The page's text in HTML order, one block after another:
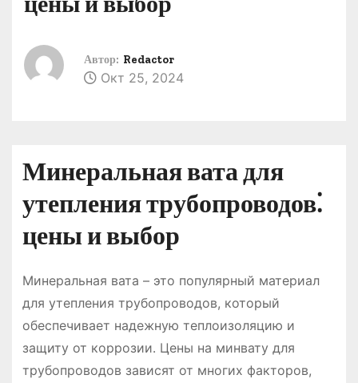
Автор: Redactor
Окт 25, 2024
Минеральная вата для
утепления трубопроводов⁚
цены и выбор
Минеральная вата – это популярный материал
для утепления трубопроводов, который
обеспечивает надежную теплоизоляцию и
защиту от коррозии․ Цены на минвату для
трубопроводов зависят от многих факторов,